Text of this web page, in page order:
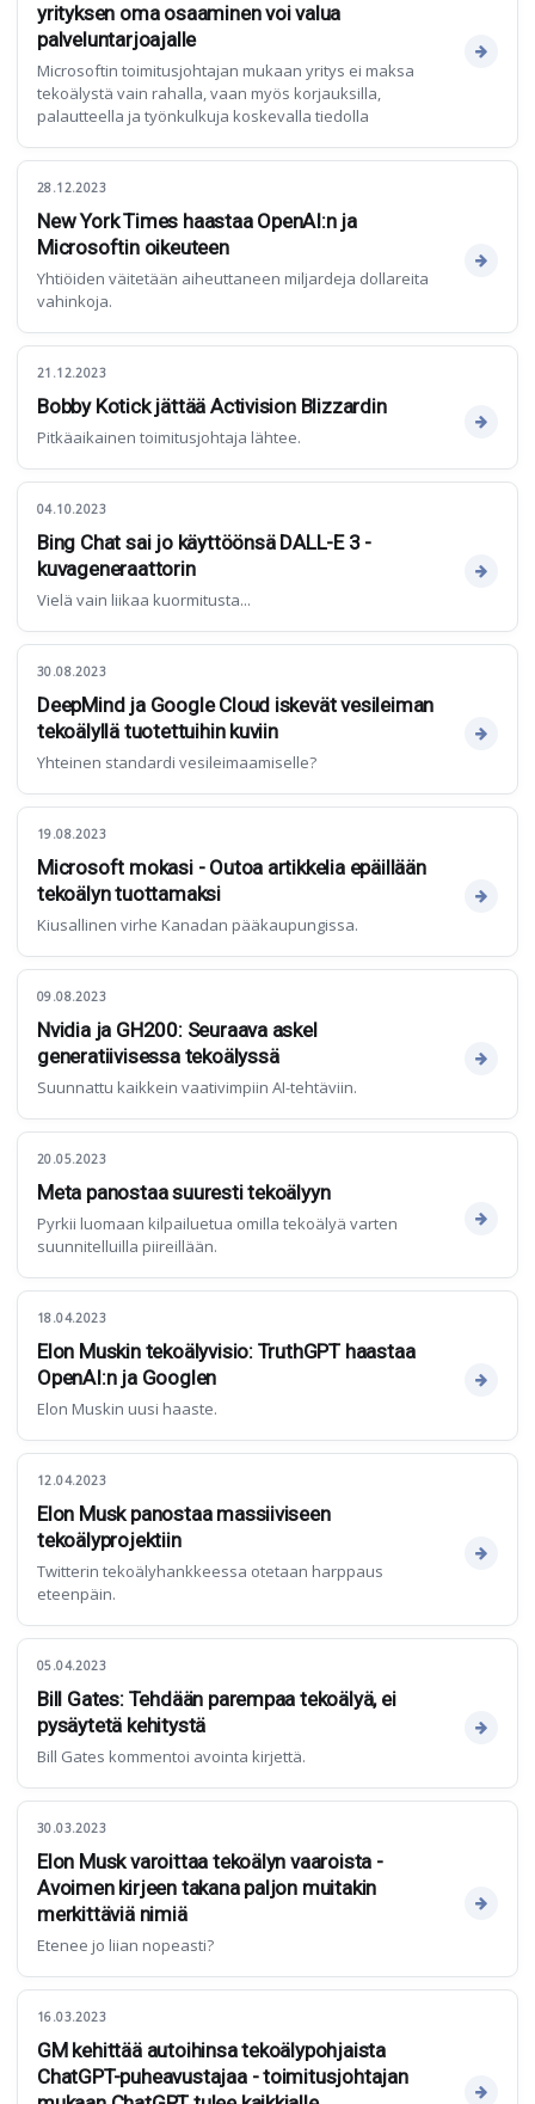
yrityksen oma osaaminen voi valua
palveluntarjoajalle
Microsoftin toimitusjohtajan mukaan yritys ei maksa
tekoälystä vain rahalla, vaan myös korjauksilla,
palautteella ja työnkulkuja koskevalla tiedolla
28.12.2023
New York Times haastaa OpenAI:n ja
Microsoftin oikeuteen
Yhtiöiden väitetään aiheuttaneen miljardeja dollareita
vahinkoja.
21.12.2023
Bobby Kotick jättää Activision Blizzardin
Pitkäaikainen toimitusjohtaja lähtee.
04.10.2023
Bing Chat sai jo käyttöönsä DALL-E 3 -
kuvageneraattorin
Vielä vain liikaa kuormitusta...
30.08.2023
DeepMind ja Google Cloud iskevät vesileiman
tekoälyllä tuotettuihin kuviin
Yhteinen standardi vesileimaamiselle?
19.08.2023
Microsoft mokasi - Outoa artikkelia epäillään
tekoälyn tuottamaksi
Kiusallinen virhe Kanadan pääkaupungissa.
09.08.2023
Nvidia ja GH200: Seuraava askel
generatiivisessa tekoälyssä
Suunnattu kaikkein vaativimpiin AI-tehtäviin.
20.05.2023
Meta panostaa suuresti tekoälyyn
Pyrkii luomaan kilpailuetua omilla tekoälyä varten
suunnitelluilla piireillään.
18.04.2023
Elon Muskin tekoälyvisio: TruthGPT haastaa
OpenAI:n ja Googlen
Elon Muskin uusi haaste.
12.04.2023
Elon Musk panostaa massiiviseen
tekoälyprojektiin
Twitterin tekoälyhankkeessa otetaan harppaus
eteenpäin.
05.04.2023
Bill Gates: Tehdään parempaa tekoälyä, ei
pysäytetä kehitystä
Bill Gates kommentoi avointa kirjettä.
30.03.2023
Elon Musk varoittaa tekoälyn vaaroista -
Avoimen kirjeen takana paljon muitakin
merkittäviä nimiä
Etenee jo liian nopeasti?
16.03.2023
GM kehittää autoihinsa tekoälypohjaista
ChatGPT-puheavustajaa - toimitusjohtajan